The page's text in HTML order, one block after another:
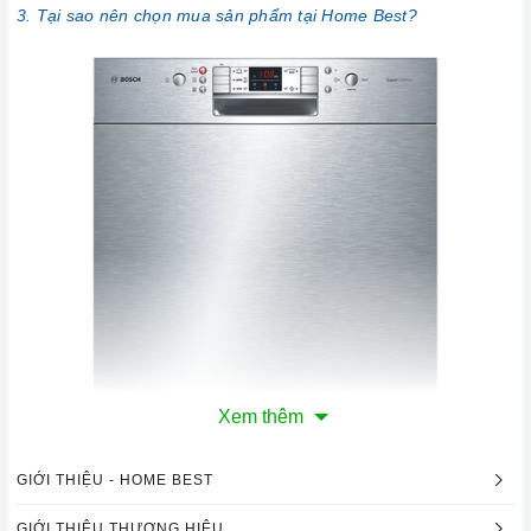
3. Tại sao nên chọn mua sản phẩm tại Home Best?
Xem thêm
GIỚI THIỆU - HOME BEST